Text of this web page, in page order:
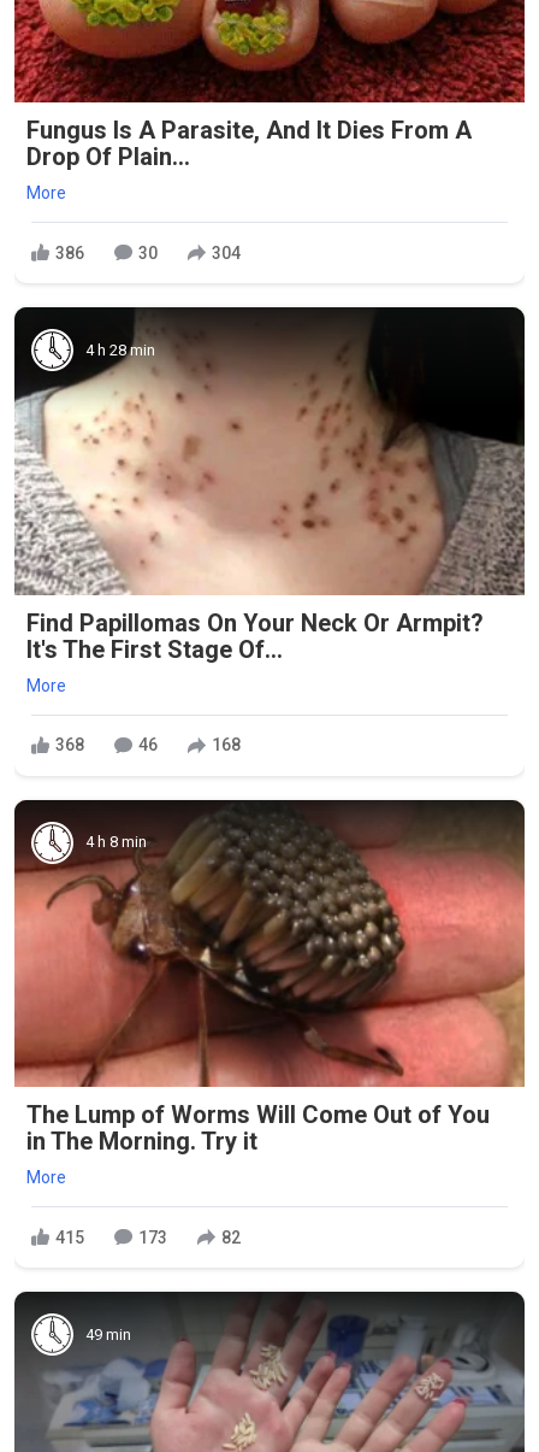
Fungus Is A Parasite, And It Dies From A
Drop Of Plain...
More
386 30 304
4 h 28 min
Find Papillomas On Your Neck Or Armpit?
It's The First Stage Of...
More
368 46 168
4 h 8 min
The Lump of Worms Will Come Out of You
in The Morning. Try it
More
415 173 82
49 min